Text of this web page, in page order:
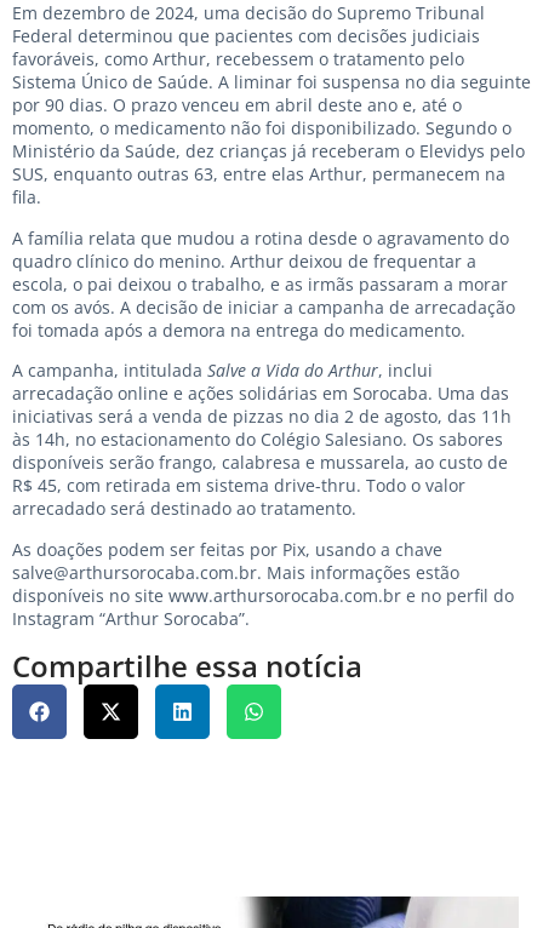
Em dezembro de 2024, uma decisão do Supremo Tribunal
Federal determinou que pacientes com decisões judiciais
favoráveis, como Arthur, recebessem o tratamento pelo
Sistema Único de Saúde. A liminar foi suspensa no dia seguinte
por 90 dias. O prazo venceu em abril deste ano e, até o
momento, o medicamento não foi disponibilizado. Segundo o
Ministério da Saúde, dez crianças já receberam o Elevidys pelo
SUS, enquanto outras 63, entre elas Arthur, permanecem na
fila.
A família relata que mudou a rotina desde o agravamento do
quadro clínico do menino. Arthur deixou de frequentar a
escola, o pai deixou o trabalho, e as irmãs passaram a morar
com os avós. A decisão de iniciar a campanha de arrecadação
foi tomada após a demora na entrega do medicamento.
A campanha, intitulada Salve a Vida do Arthur, inclui
arrecadação online e ações solidárias em Sorocaba. Uma das
iniciativas será a venda de pizzas no dia 2 de agosto, das 11h
às 14h, no estacionamento do Colégio Salesiano. Os sabores
disponíveis serão frango, calabresa e mussarela, ao custo de
R$ 45, com retirada em sistema drive-thru. Todo o valor
arrecadado será destinado ao tratamento.
As doações podem ser feitas por Pix, usando a chave
salve@arthursorocaba.com.br. Mais informações estão
disponíveis no site www.arthursorocaba.com.br e no perfil do
Instagram “Arthur Sorocaba”.
Compartilhe essa notícia